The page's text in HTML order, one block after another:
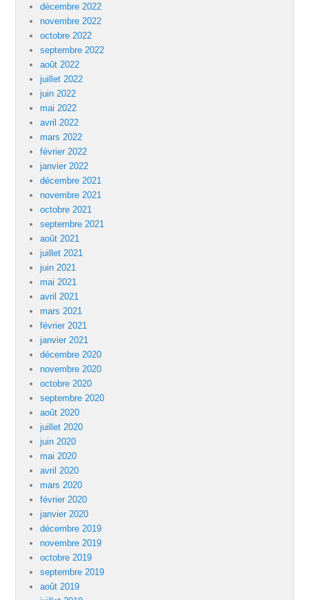
décembre 2022
novembre 2022
octobre 2022
septembre 2022
août 2022
juillet 2022
juin 2022
mai 2022
avril 2022
mars 2022
février 2022
janvier 2022
décembre 2021
novembre 2021
octobre 2021
septembre 2021
août 2021
juillet 2021
juin 2021
mai 2021
avril 2021
mars 2021
février 2021
janvier 2021
décembre 2020
novembre 2020
octobre 2020
septembre 2020
août 2020
juillet 2020
juin 2020
mai 2020
avril 2020
mars 2020
février 2020
janvier 2020
décembre 2019
novembre 2019
octobre 2019
septembre 2019
août 2019